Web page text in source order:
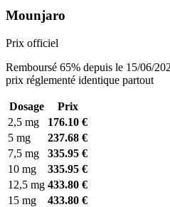
Mounjaro
Prix officiel
Remboursé 65% depuis le 15/06/
prix réglementé identique partout
Dosage
Prix
2,5 mg
176.10 €
5 mg
237.68 €
7,5 mg
335.95 €
10 mg
335.95 €
12,5 mg 433.80 €
15 mg
433.80 €